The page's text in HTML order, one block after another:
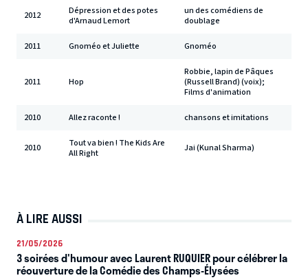
2012
Dépression et des potes
d'Arnaud Lemort
un des comédiens de
doublage
2011 Gnoméo et Juliette Gnoméo
2011 Hop
Robbie, lapin de Pâques
(Russell Brand) (voix);
Films d'animation
2010 Allez raconte ! chansons et imitations
2010
Tout va bien ! The Kids Are
All Right
Jai (Kunal Sharma)
À LIRE AUSSI
21/05/2026
3 soirées d'humour avec Laurent RUQUIER pour célébrer la
réouverture de la Comédie des Champs-Élysées